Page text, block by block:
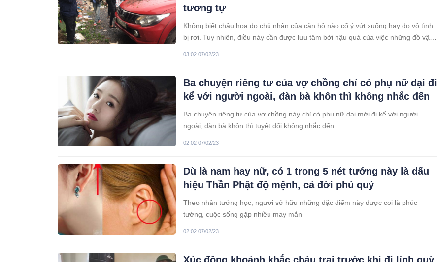
tương tự
Không biết chậu hoa do chủ nhân của căn hộ nào cố ý vứt xuống hay do vô tình
bị rơi. Tuy nhiên, điều này cần được lưu tâm bởi hậu quả của việc những đồ vật
03:02 07/02/23
Ba chuyện riêng tư của vợ chồng chỉ có phụ nữ dại đi
kể với người ngoài, đàn bà khôn thì không nhắc đến
Ba chuyện riêng tư của vợ chồng này chỉ có phụ nữ dại mới đi kể với người
ngoài, đàn bà khôn thì tuyệt đối không nhắc đến.
02:02 07/02/23
Dù là nam hay nữ, có 1 trong 5 nét tướng này là dấu
hiệu Thần Phật độ mệnh, cả đời phú quý
Theo nhân tướng học, người sở hữu những đặc điểm này được coi là phúc
tướng, cuộc sống gặp nhiều may mắn.
02:02 07/02/23
Xúc động khoảnh khắc cháu trai trước khi đi lính quỳ